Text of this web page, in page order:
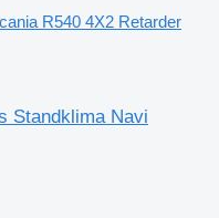
R540 4X2 Retarder
Standklima Navi